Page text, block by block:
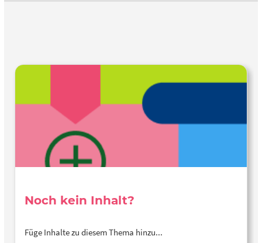
Noch kein Inhalt?
Füge Inhalte zu diesem Thema hinzu...